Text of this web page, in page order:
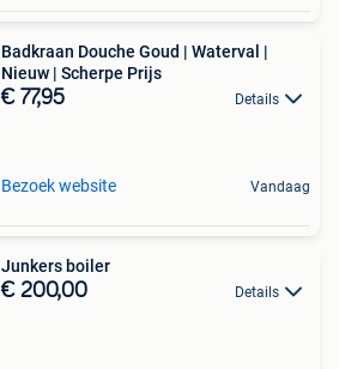
Badkraan Douche Goud | Waterval |
Nieuw | Scherpe Prijs
€ 77,95 Details
Bezoek website Vandaag
Junkers boiler
€ 200,00 Details